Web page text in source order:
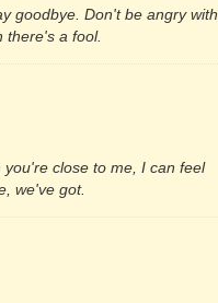
goodbye. Don't be angry with
there's a fool.
close to me, I can feel
we've got.